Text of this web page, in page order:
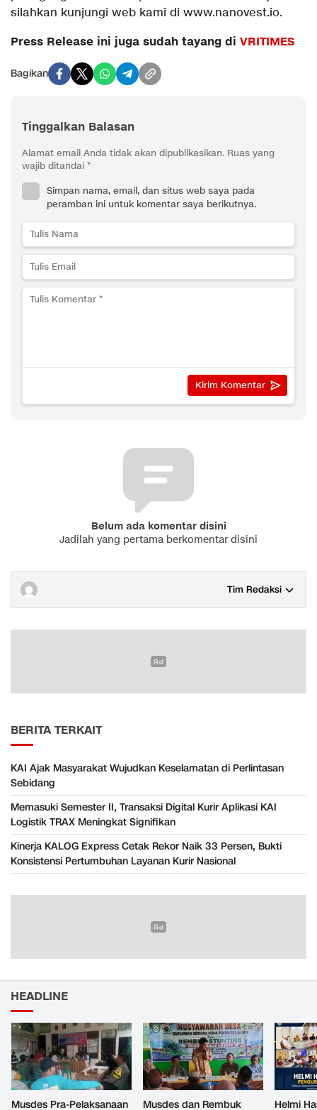
silahkan kunjungi web kami di www.nanovest.io.
Press Release ini juga sudah tayang di VRITIMES
Bagikan
Tinggalkan Balasan
Alamat email Anda tidak akan dipublikasikan. Ruas yang
wajib ditandai *
Simpan nama, email, dan situs web saya pada
peramban ini untuk komentar saya berikutnya.
Belum ada komentar disini
Jadilah yang pertama berkomentar disini
Tim Redaksi
BERITA TERKAIT
KAI Ajak Masyarakat Wujudkan Keselamatan di Perlintasan
Sebidang
Memasuki Semester II, Transaksi Digital Kurir Aplikasi KAI
Logistik TRAX Meningkat Signifikan
Kinerja KALOG Express Cetak Rekor Naik 33 Persen, Bukti
Konsistensi Pertumbuhan Layanan Kurir Nasional
HEADLINE
Musdes Pra-Pelaksanaan Musdes dan Rembuk Helmi